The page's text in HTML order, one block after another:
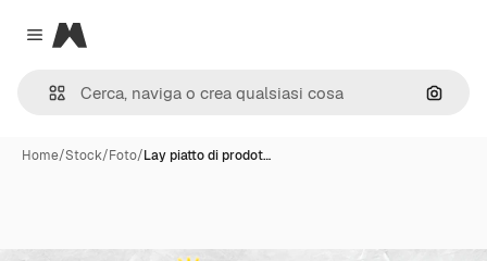
Close menu
Magnific
Cerca
Home/Stock/Foto/Lay piatto di prodot…